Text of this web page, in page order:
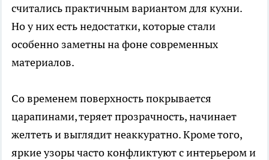
считались практичным вариантом для кухни.
Но у них есть недостатки, которые стали
особенно заметны на фоне современных
материалов.
Со временем поверхность покрывается
царапинами, теряет прозрачность, начинает
желтеть и выглядит неаккуратно. Кроме того,
яркие узоры часто конфликтуют с интерьером и